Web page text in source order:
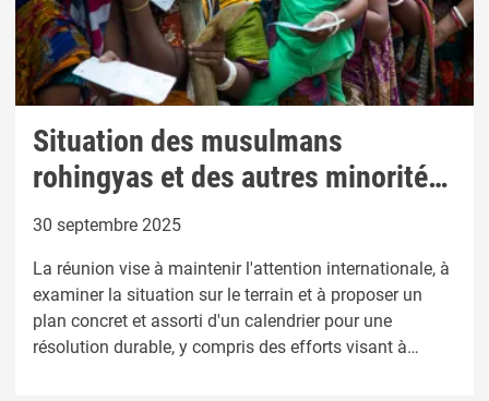
Situation des musulmans
rohingyas et des autres minorités
au Myanmar (pdf)
La réunion vise à maintenir l'attention internationale, à
examiner la situation sur le terrain et à proposer un
plan concret et assorti d'un calendrier pour une
résolution durable, y compris des efforts visant à
30 septembre 2025